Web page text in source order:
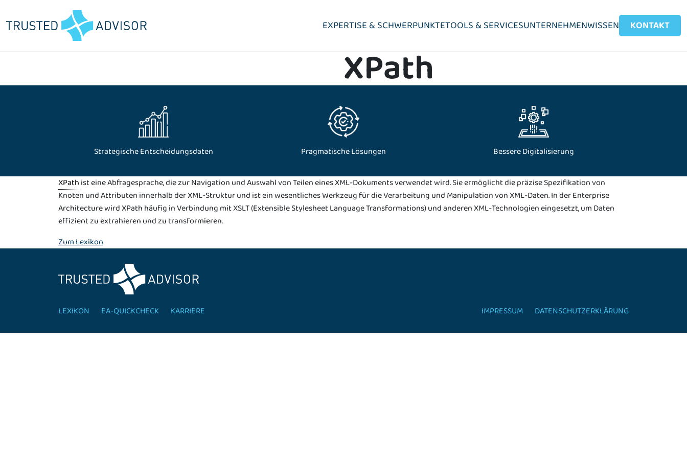
EXPERTISE & SCHWERPUNKTE
Enterprise Architecture Management
Informationsarchitektur gestalten
Applikationsportfolio optimieren
IT-Architektur weiterentwickeln
Wozu nützt Data Governance
Daten transparent und zugänglich
Datengetriebene Geschäftsmodelle aufbauen
Datengetriebene Organisation aufbauen
Datenqualität verbessern
IT-Service-Management
Change-Workflows etablieren
Service-Prozesse standardisieren
TOOLS & SERVICESUNTERNEHMENWISSEN KONTAKT
XPath
Strategische Entscheidungsdaten Pragmatische Lösungen Bessere Digitalisierung
XPath ist eine Abfragesprache, die zur Navigation und Auswahl von Teilen eines XML-Dokuments verwendet wird. Sie ermöglicht die präzise Spezifikation von
Knoten und Attributen innerhalb der XML-Struktur und ist ein wesentliches Werkzeug für die Verarbeitung und Manipulation von XML-Daten. In der Enterprise
Architecture wird XPath häufig in Verbindung mit XSLT (Extensible Stylesheet Language Transformations) und anderen XML-Technologien eingesetzt, um Daten
effizient zu extrahieren und zu transformieren.
Zum Lexikon
LEXIKON EA-QUICKCHECK KARRIERE IMPRESSUM DATENSCHUTZERKLÄRUNG